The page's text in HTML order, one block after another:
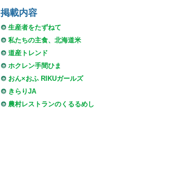
掲載内容
生産者をたずねて
私たちの主食、北海道米
道産トレンド
ホクレン手間ひま
おん×おふ RIKUガールズ
きらりJA
農村レストランのくるるめし